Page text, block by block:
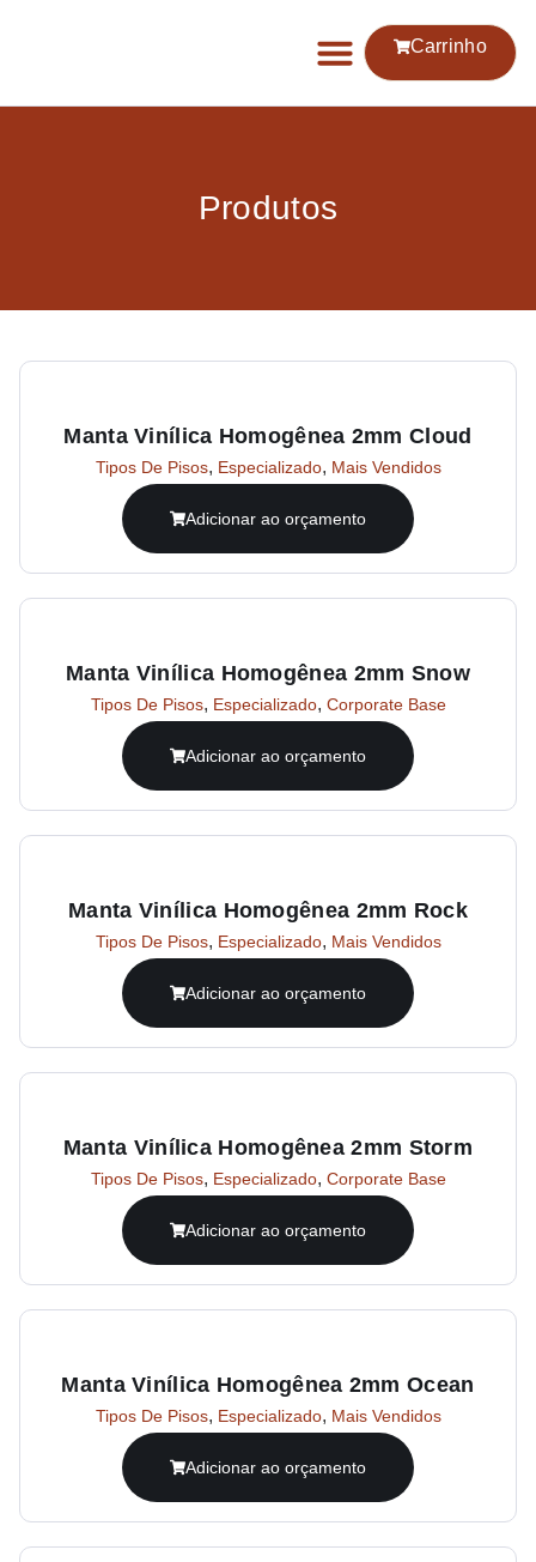
Carrinho
Produtos
Manta Vinílica Homogênea 2mm Cloud
Tipos De Pisos, Especializado, Mais Vendidos
Adicionar ao orçamento
Manta Vinílica Homogênea 2mm Snow
Tipos De Pisos, Especializado, Corporate Base
Adicionar ao orçamento
Manta Vinílica Homogênea 2mm Rock
Tipos De Pisos, Especializado, Mais Vendidos
Adicionar ao orçamento
Manta Vinílica Homogênea 2mm Storm
Tipos De Pisos, Especializado, Corporate Base
Adicionar ao orçamento
Manta Vinílica Homogênea 2mm Ocean
Tipos De Pisos, Especializado, Mais Vendidos
Adicionar ao orçamento